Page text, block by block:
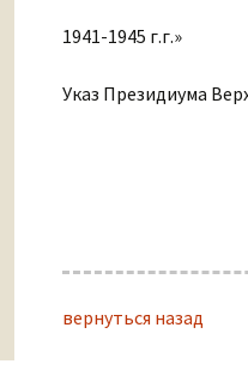
1941-1945 г.г.»
Указ Президиума
вернуться назад